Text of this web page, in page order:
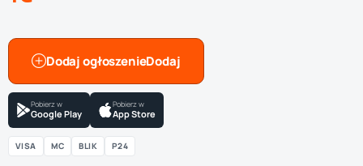
Dodaj ogłoszenie
Pobierz w
Google Play
Pobierz w
App Store
VISA MC BLIK P24